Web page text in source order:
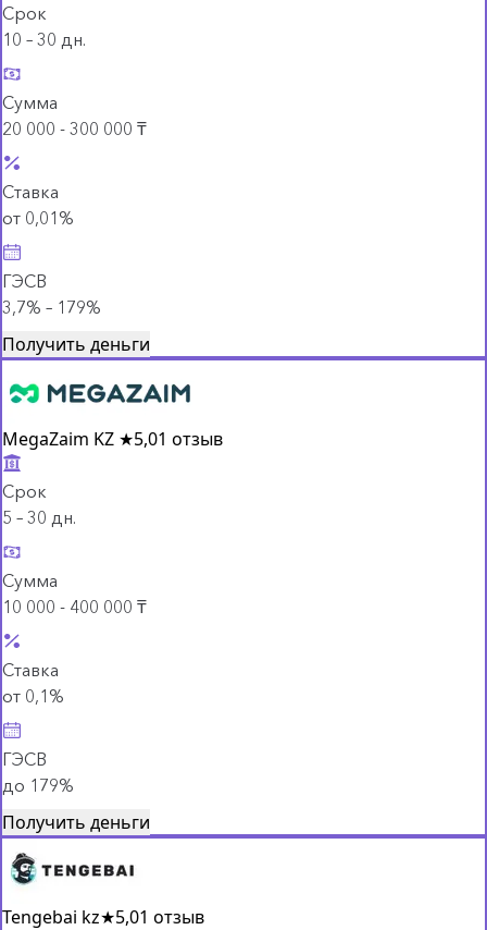
Срок
10 – 30 дн.
Сумма
20 000 - 300 000 ₸
Ставка
от 0,01%
ГЭСВ
3,7% – 179%
Получить деньги
MegaZaim KZ ★5,01 отзыв
Срок
5 – 30 дн.
Сумма
10 000 - 400 000 ₸
Ставка
от 0,1%
ГЭСВ
до 179%
Получить деньги
Tengebai kz★5,01 отзыв